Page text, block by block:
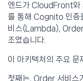
엔드가 CloudFront
를 통해 Cognito 인증
비스(Lambda),
조였습니다.
이 아키텍처의 주요 문
첫째는, Order 서비